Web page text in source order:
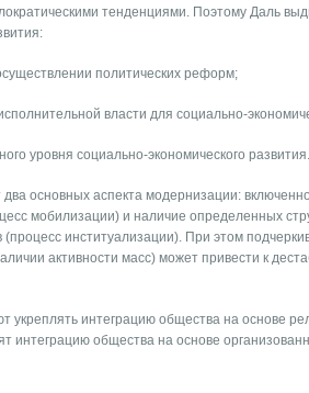
тенденциями. Поэтому Даль
политических реформ;
власти для социально-
уровня социально-экономического развития.
основных аспекта модернизации:
мобилизации) и наличие определенных
институализации). При этом
активности масс) может привести к
укреплять интеграцию общества на основе
интеграцию общества на основе